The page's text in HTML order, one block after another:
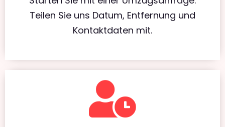
Teilen Sie uns Datum, Entfernung und
Kontaktdaten mit.